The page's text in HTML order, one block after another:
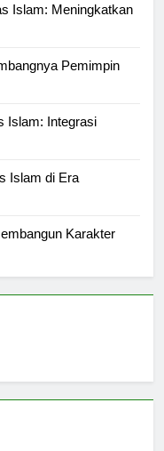
Islam: Meningkatkan
Pemimpin
Integrasi
Islam di Era
Karakter